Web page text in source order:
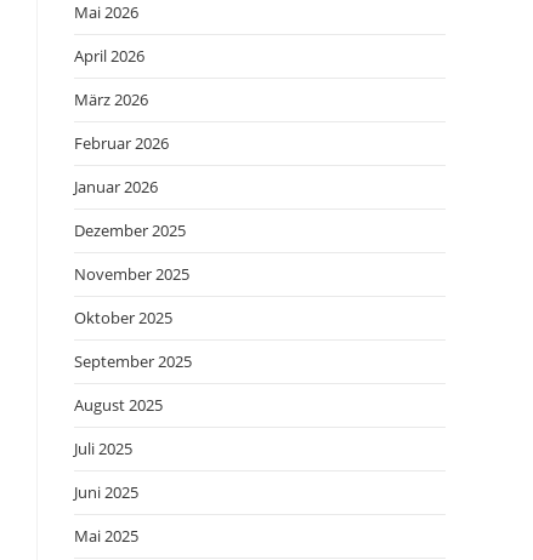
Mai 2026
April 2026
März 2026
Februar 2026
Januar 2026
Dezember 2025
November 2025
Oktober 2025
September 2025
August 2025
Juli 2025
Juni 2025
Mai 2025